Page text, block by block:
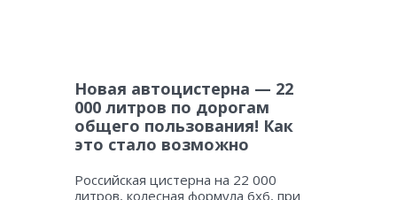
Новая автоцистерна — 22
000 литров по дорогам
общего пользования! Как
это стало возможно
Российская цистерна на 22 000
литров, колесная формула 6х6, при